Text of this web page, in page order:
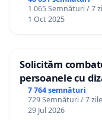
1 065 Semnături / 7
1 Oct 2025
Solicităm
persoanele cu
7 764 semnături
729 Semnături / 7 zile
29 Jul 2026